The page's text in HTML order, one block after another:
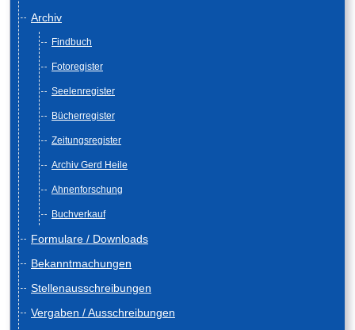
Archiv
Findbuch
Fotoregister
Seelenregister
Bücherregister
Zeitungsregister
Archiv Gerd Heile
Ahnenforschung
Buchverkauf
Formulare / Downloads
Bekanntmachungen
Stellenausschreibungen
Vergaben / Ausschreibungen